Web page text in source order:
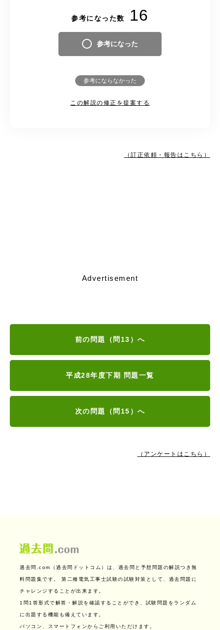
参考になった数 16
参考になった
参考にならなかった
この解説の修正を提案する
（訂正依頼・報告はこちら）
Advertisement
前の問題（問13）へ
平成28年度下期 問題一覧
次の問題（問15）へ
（アンケートはこちら）
過去問.com（過去問ドットコム）は、過去問と予想問題の解説つき無
料問題集です。 第二種電気工事士試験の試験対策として、過去問題に
チャレンジすることが出来ます。
1問1答形式で解答・解説を確認することができ、試験問題をランダム
に出題する機能も備えています。
パソコン、スマートフォンからご利用いただけます。